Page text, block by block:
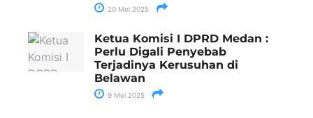
20 Mei 2025
Ketua Komisi I DPRD Medan :
Perlu Digali Penyebab
Terjadinya Kerusuhan di
Belawan
9 Mei 2025